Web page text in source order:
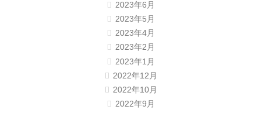
2023年6月
2023年5月
2023年4月
2023年2月
2023年1月
2022年12月
2022年10月
2022年9月